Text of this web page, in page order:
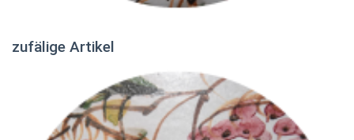
zufälige Artikel